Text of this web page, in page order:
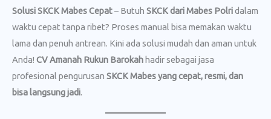
Solusi SKCK Mabes Cepat– Butuh SKCK dari Mabes Polridalam
waktu cepat tanpa ribet? Proses manual bisa memakan waktu
lama dan penuh antrean. Kini ada solusi mudah dan aman untuk
Anda! CV Amanah Rukun Barokah hadir sebagai jasa
profesional pengurusan SKCK Mabes yang cepat, resmi, dan
bisa langsung jadi.